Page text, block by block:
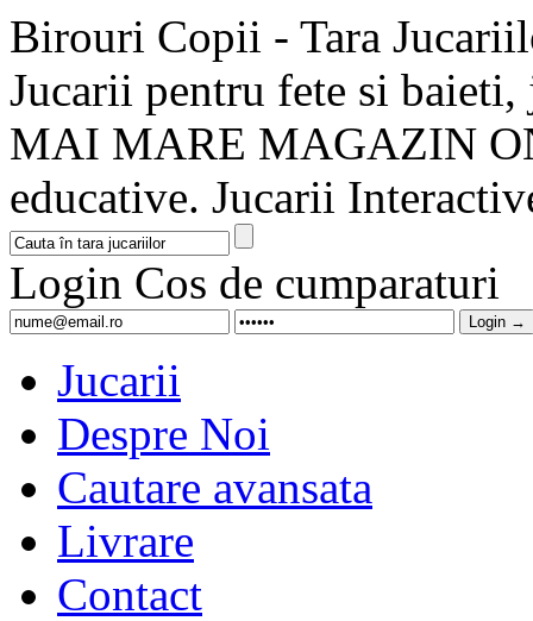
Birouri Copii - Tara
Jucarii pentru fete si
MAI MARE MAGAZIN
educative. Jucarii
Login Cos de cumparaturi
Jucarii
Despre Noi
Cautare avansata
Livrare
Contact